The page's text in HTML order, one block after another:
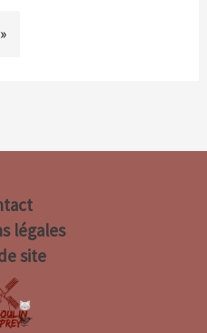
légales
site